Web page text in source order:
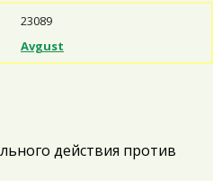
23089
Avgust
действия против